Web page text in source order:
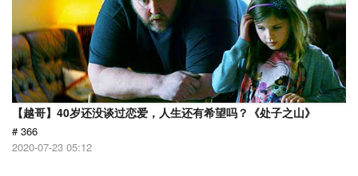
【越哥】40岁还没谈过恋爱，人生还有希望吗？《处子之山》
# 366
2020-07-23 05:12